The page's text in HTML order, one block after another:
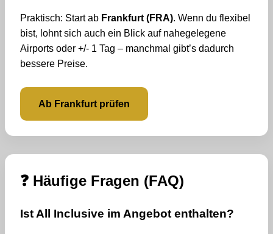
Praktisch: Start ab Frankfurt (FRA). Wenn du flexibel
bist, lohnt sich auch ein Blick auf nahegelegene
Airports oder +/- 1 Tag – manchmal gibt’s dadurch
bessere Preise.
Ab Frankfurt prüfen
❓ Häufige Fragen (FAQ)
Ist All Inclusive im Angebot enthalten?